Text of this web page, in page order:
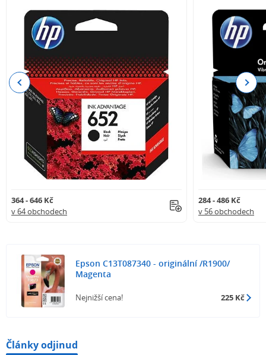
364 - 646 Kč
v 64 obchodech
284 - 486 Kč
v 56 obchodech
Previous Next
Epson C13T087340 - originální /R1900/
Magenta
Nejnižší cena! 225 Kč
Články odjinud